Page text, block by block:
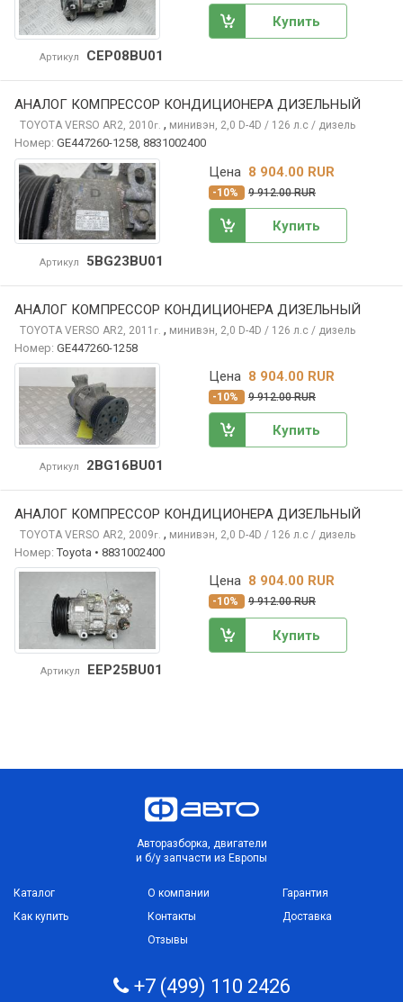
Артикул CEP08BU01
Купить
АНАЛОГ КОМПРЕССОР КОНДИЦИОНЕРА ДИЗЕЛЬНЫЙ
TOYOTA VERSO AR2, 2010г. , минивэн, 2,0 D-4D / 126 л.с / дизель
Номер: GE447260-1258, 8831002400
Артикул 5BG23BU01
Цена 8 904.00 RUR
-10% 9 912.00 RUR
Купить
АНАЛОГ КОМПРЕССОР КОНДИЦИОНЕРА ДИЗЕЛЬНЫЙ
TOYOTA VERSO AR2, 2011 г. , минивэн, 2,0 D-4D / 126 л.с / дизель
Номер: GE447260-1258
Артикул 2BG16BU01
Цена 8 904.00 RUR
-10% 9 912.00 RUR
Купить
АНАЛОГ КОМПРЕССОР КОНДИЦИОНЕРА ДИЗЕЛЬНЫЙ
TOYOTA VERSO AR2, 2009г. , минивэн, 2,0 D-4D / 126 л.с / дизель
Номер: Toyota • 8831002400
Артикул EEP25BU01
Цена 8 904.00 RUR
-10% 9 912.00 RUR
Купить
Авторазборка, двигатели
и б/у запчасти из Европы
Каталог
Как купить
О компании
Контакты
Отзывы
Гарантия
Доставка
+7 (499) 110 2426